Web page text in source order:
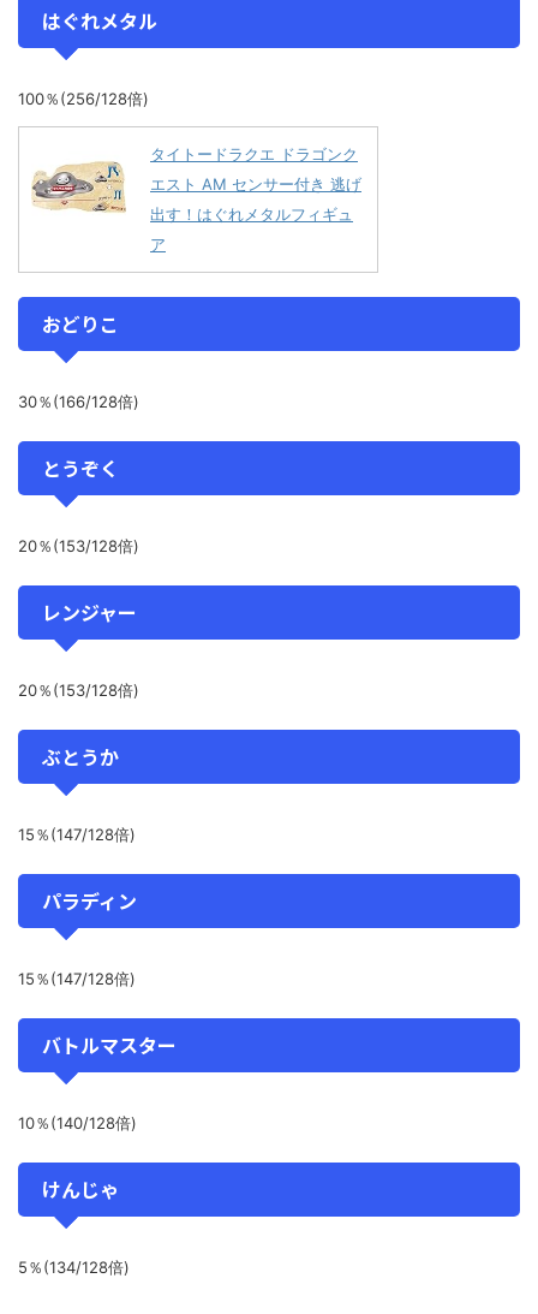
はぐれメタル
100％(256/128倍)
タイトードラクエ ドラゴンク
エスト AM センサー付き 逃げ
出す！はぐれメタルフィギュ
ア
おどりこ
30％(166/128倍)
とうぞく
20％(153/128倍)
レンジャー
20％(153/128倍)
ぶとうか
15％(147/128倍)
パラディン
15％(147/128倍)
バトルマスター
10％(140/128倍)
けんじゃ
5％(134/128倍)